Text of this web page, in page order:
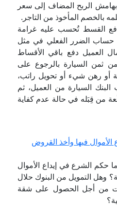
بهامش الربح المضاف إلى سعر
بالخصم المأخوذ من التاجر.
القسط تُحسب عليه غرامة
حساب الضرر الفعلي في مثل
العميل دفع باقي الأقساط
من ثمن السيارة بالرجوع على
أو رهن شيء أو تحويل راتب،
السيارة من العميل، ثم
من قِبَله في حالة عدم كفاية
فيها وأخذ القروض
حكم الشرع في إيداع الأموال
وهل التمويل من البنوك حلال
من أجل الحصول على شقة